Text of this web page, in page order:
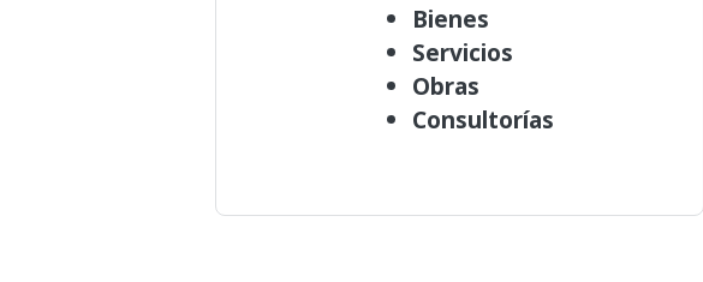
Bienes
Servicios
Obras
Consultorías